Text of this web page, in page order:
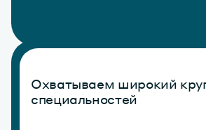
Охватываем широкий
специальностей